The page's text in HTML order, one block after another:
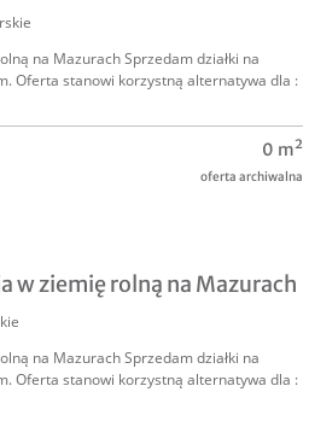
na Mazurach Sprzedam działki na
Oferta stanowi korzystną alternatywa dla :
w ziemię rolną na Mazurach
na Mazurach Sprzedam działki na
Oferta stanowi korzystną alternatywa dla :
0 m²
oferta archiwalna